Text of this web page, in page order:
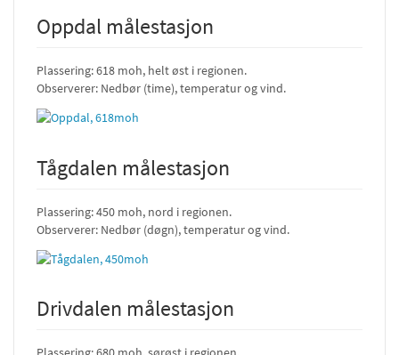
Oppdal målestasjon
Plassering: 618 moh, helt øst i regionen.
Observerer: Nedbør (time), temperatur og vind.
Tågdalen målestasjon
Plassering: 450 moh, nord i regionen.
Observerer: Nedbør (døgn), temperatur og vind.
Drivdalen målestasjon